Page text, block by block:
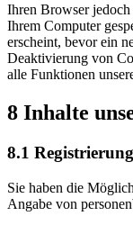
Ihren Browser
Ihrem Computer
erscheint, bevor ein
Deaktivierung von
alle Funktionen
8 Inhalte
8.1
Sie haben die
Angabe von